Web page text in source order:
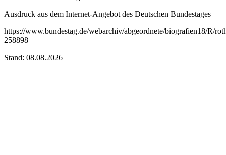
Ausdruck aus dem Internet-Angebot des Deutschen Bundestages
https://www.bundestag.de/webarchiv/abgeordnete/biografien18/R/
258898
Stand: 08.08.2026